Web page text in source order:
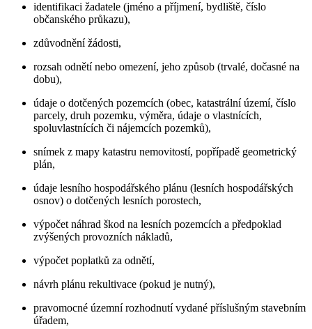
identifikaci žadatele (jméno a příjmení, bydliště, číslo
občanského průkazu),
zdůvodnění žádosti,
rozsah odnětí nebo omezení, jeho způsob (trvalé, dočasné na
dobu),
údaje o dotčených pozemcích (obec, katastrální území, číslo
parcely, druh pozemku, výměra, údaje o vlastnících,
spoluvlastnících či nájemcích pozemků),
snímek z mapy katastru nemovitostí, popřípadě geometrický
plán,
údaje lesního hospodářského plánu (lesních hospodářských
osnov) o dotčených lesních porostech,
výpočet náhrad škod na lesních pozemcích a předpoklad
zvýšených provozních nákladů,
výpočet poplatků za odnětí,
návrh plánu rekultivace (pokud je nutný),
pravomocné územní rozhodnutí vydané příslušným stavebním
úřadem,